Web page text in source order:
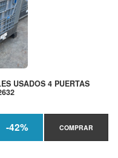
USADOS 4 PUERTAS
-42% COMPRAR